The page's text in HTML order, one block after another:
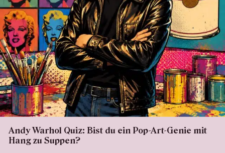
Andy Warhol Quiz: Bist du ein Pop-Art-Genie mit
Hang zu Suppen?